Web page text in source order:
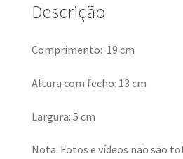
Descrição
Comprimento: 19 cm
Altura com fecho: 13 cm
Largura: 5 cm
Nota: Fotos e vídeos não são